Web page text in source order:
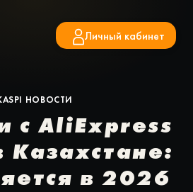
Личный кабинет
НОВОСТИ
с AliExpress
Казахстане:
в 2026